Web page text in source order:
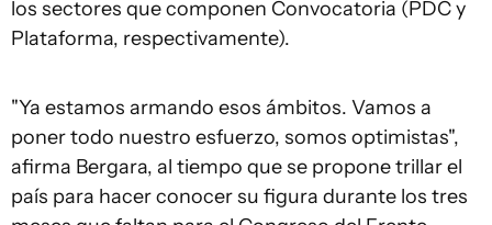
los sectores que componen Convocatoria (PDC y
Plataforma, respectivamente).
"Ya estamos armando esos ámbitos. Vamos a
poner todo nuestro esfuerzo, somos optimistas",
afirma Bergara, al tiempo que se propone trillar el
país para hacer conocer su figura durante los tres